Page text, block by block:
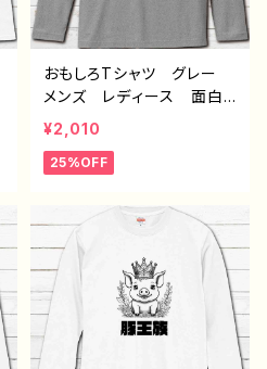
おもしろTシャツ グレー
メンズ レディース 面白T
シャツ かわいい おしゃ
れ イラスト ブタ 動
物 ゆるかわ ゆるい ユ
ルキャラクター おすす
め 個性的 人気 イラス
トレーター クリエイター
絵師 オリジナル デザイ
ン グッズ 半袖シャツ
デザイン コラボ グッ
ズ 長袖Tシャツ ロングT
¥2,010
25%OFF